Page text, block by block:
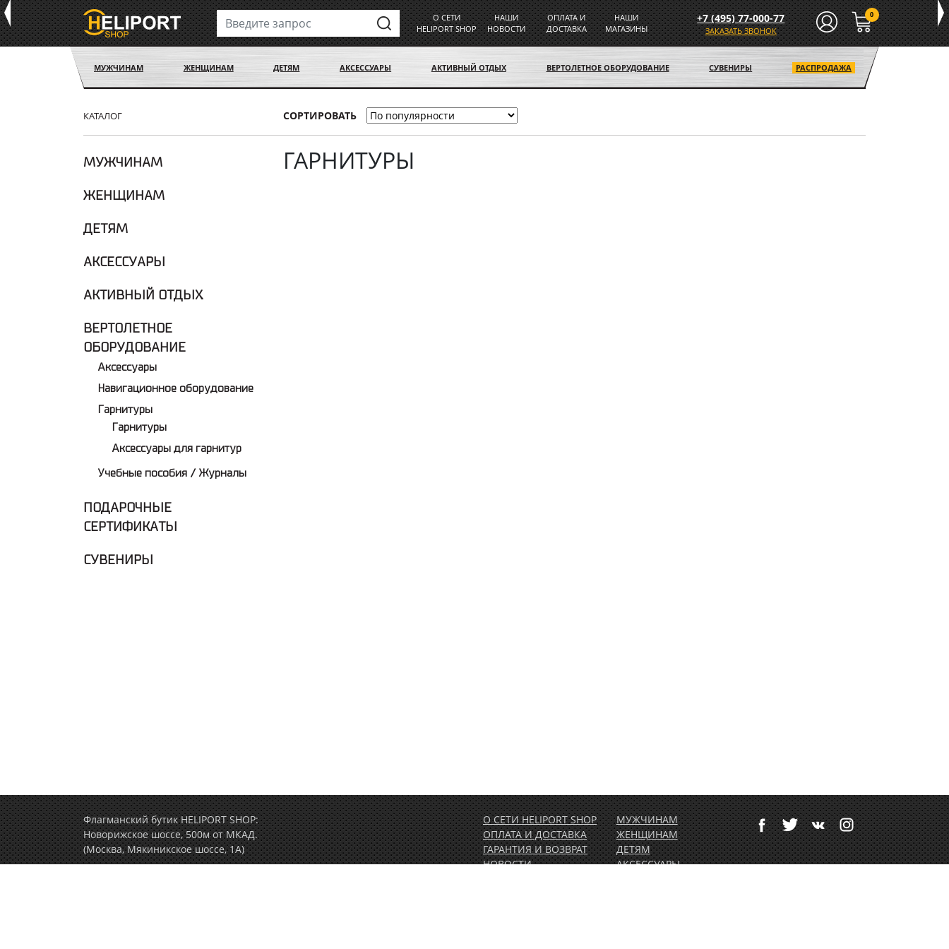
О СЕТИ
HELIPORT SHOP
НАШИ
НОВОСТИ
ОПЛАТА И
ДОСТАВКА
НАШИ
МАГАЗИНЫ
+7 (495) 77-000-77
ЗАКАЗАТЬ ЗВОНОК
0
МУЖЧИНАМ ЖЕНЩИНАМ ДЕТЯМ АКСЕССУАРЫ АКТИВНЫЙ ОТДЫХ ВЕРТОЛЕТНОЕ ОБОРУДОВАНИЕ СУВЕНИРЫ РАСПРОДАЖА
КАТАЛОГ СОРТИРОВАТЬ
МУЖЧИНАМ
ЖЕНЩИНАМ
ДЕТЯМ
АКСЕССУАРЫ
АКТИВНЫЙ ОТДЫХ
ВЕРТОЛЕТНОЕ
ОБОРУДОВАНИЕ
Аксессуары
Навигационное оборудование
Гарнитуры
Гарнитуры
Аксессуары для гарнитур
Учебные пособия / Журналы
ПОДАРОЧНЫЕ
СЕРТИФИКАТЫ
СУВЕНИРЫ
ГАРНИТУРЫ
Флагманский бутик HELIPORT SHOP:
Новорижское шоссе, 500м от МКАД.
(Москва, Мякиникское шоссе, 1А)
О СЕТИ HELIPORT SHOP
ОПЛАТА И ДОСТАВКА
ГАРАНТИЯ И ВОЗВРАТ
НОВОСТИ
МУЖЧИНАМ
ЖЕНЩИНАМ
ДЕТЯМ
АКСЕССУАРЫ